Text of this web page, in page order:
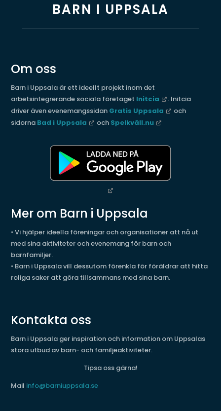
BARN I UPPSALA
Om oss
Barn i Uppsala är ett ideellt projekt inom det
arbetsintegrerande sociala företaget Initcia
. Initcia
driver även evenemangssidan Gratis Uppsala
och
sidorna Bad i Uppsala och Spelkväll.nu
Mer om Barn i Uppsala
• Vi hjälper ideella föreningar och organisationer att nå ut
med sina aktiviteter och evenemang för barn och
barnfamiljer.
• Barn i Uppsala vill dessutom förenkla för föräldrar att hitta
roliga saker att göra tillsammans med sina barn.
Kontakta oss
Barn i Uppsala ger inspiration och information om Uppsalas
stora utbud av barn- och familjeaktiviteter.
Tipsa oss gärna!
Mail info@barniuppsala.se